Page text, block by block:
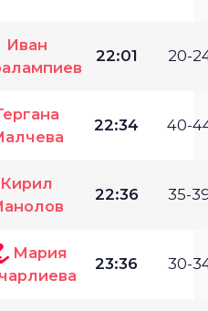
Иван
22:01 20-
22:34 40-
Кирил
22:36 35-
Мария
23:36 30-